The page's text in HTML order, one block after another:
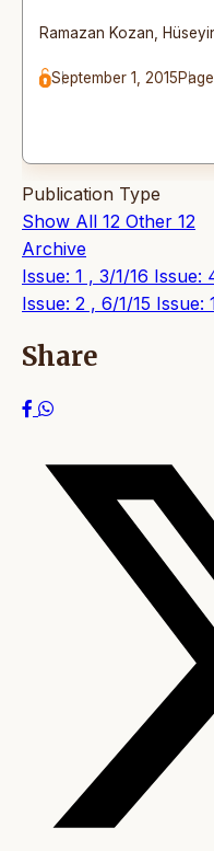
Ramazan Kozan
September 1, 2015
Publication Type
Show All 12 Other 12
Archive
Issue: 1 , 3/1/16 Issue:
Issue: 2 , 6/1/15 Issue:
Share